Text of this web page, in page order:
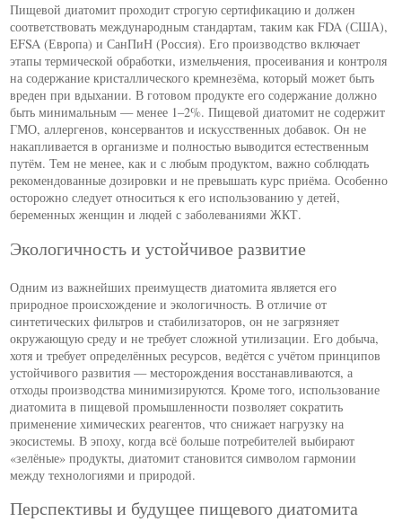
Пищевой диатомит проходит строгую сертификацию и должен
соответствовать международным стандартам, таким как FDA (США),
EFSA (Европа) и СанПиН (Россия). Его производство включает
этапы термической обработки, измельчения, просеивания и контроля
на содержание кристаллического кремнезёма, который может быть
вреден при вдыхании. В готовом продукте его содержание должно
быть минимальным — менее 1–2%. Пищевой диатомит не содержит
ГМО, аллергенов, консервантов и искусственных добавок. Он не
накапливается в организме и полностью выводится естественным
путём. Тем не менее, как и с любым продуктом, важно соблюдать
рекомендованные дозировки и не превышать курс приёма. Особенно
осторожно следует относиться к его использованию у детей,
беременных женщин и людей с заболеваниями ЖКТ.
Экологичность и устойчивое развитие
Одним из важнейших преимуществ диатомита является его
природное происхождение и экологичность. В отличие от
синтетических фильтров и стабилизаторов, он не загрязняет
окружающую среду и не требует сложной утилизации. Его добыча,
хотя и требует определённых ресурсов, ведётся с учётом принципов
устойчивого развития — месторождения восстанавливаются, а
отходы производства минимизируются. Кроме того, использование
диатомита в пищевой промышленности позволяет сократить
применение химических реагентов, что снижает нагрузку на
экосистемы. В эпоху, когда всё больше потребителей выбирают
«зелёные» продукты, диатомит становится символом гармонии
между технологиями и природой.
Перспективы и будущее пищевого диатомита